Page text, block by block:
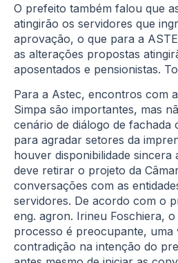
O prefeito também falou que
atingirão os servidores que
aprovação, o que para a
as alterações propostas
aposentados e pensionistas.
Para a Astec, encontros com
Simpa são importantes, mas
cenário de diálogo de fachada
para agradar setores da
houver disponibilidade sincera
deve retirar o projeto da
conversações com as
servidores. De acordo com o
eng. agron. Irineu Foschiera,
processo é preocupante, uma
contradição na intenção do